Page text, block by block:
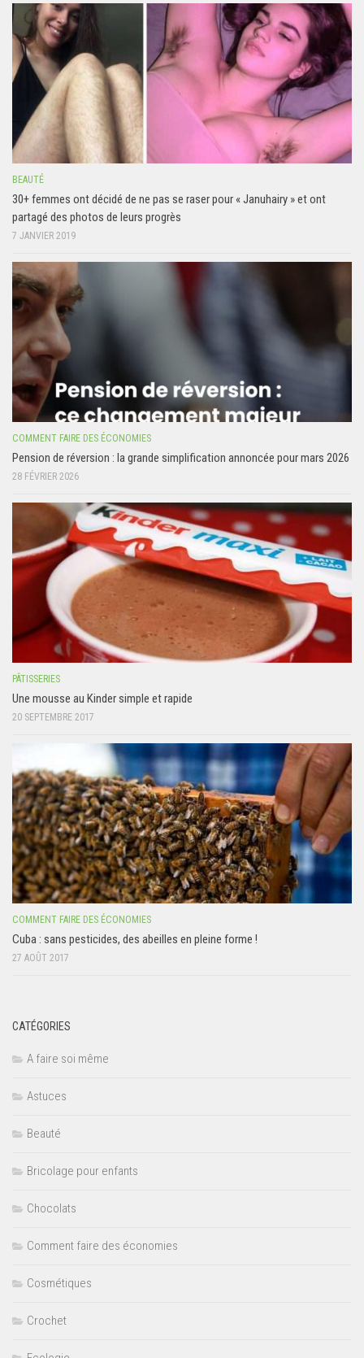
BEAUTÉ
30+ femmes ont décidé de ne pas se raser pour « Januhairy » et ont
partagé des photos de leurs progrès
7 JANVIER 2019
COMMENT FAIRE DES ÉCONOMIES
Pension de réversion : la grande simplification annoncée pour mars 2026
28 FÉVRIER 2026
PÂTISSERIES
Une mousse au Kinder simple et rapide
20 SEPTEMBRE 2017
COMMENT FAIRE DES ÉCONOMIES
Cuba : sans pesticides, des abeilles en pleine forme !
27 AOÛT 2017
CATÉGORIES
A faire soi même
Astuces
Beauté
Bricolage pour enfants
Chocolats
Comment faire des économies
Cosmétiques
Crochet